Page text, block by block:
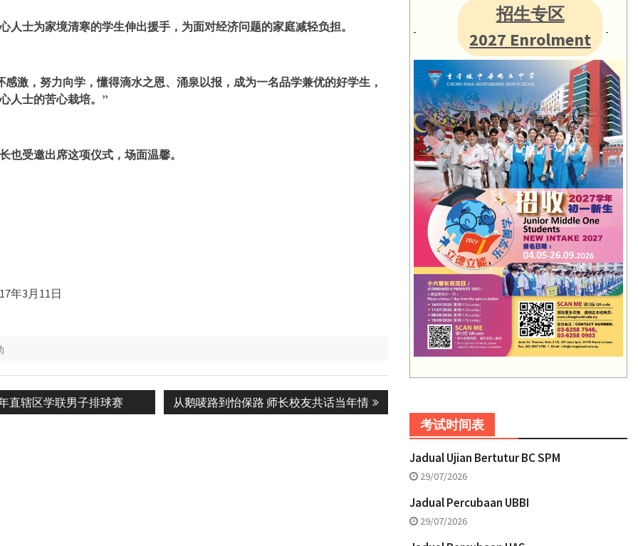
人士为家境清寒的学生伸出援手，为面对经济问题的家庭减轻负担。
感激，努力向学，懂得滴水之恩、涌泉以报，成为一名品学兼优的好学生，
人士的苦心栽培。”
也受邀出席这项仪式，场面温馨。
年3月11日
直辖区学联男子排球赛
Next
post:
从鹅唛路到怡保路 师长校友共话当年情
招生专区
2027 Enrolment
考试时间表
Jadual Ujian Bertutur BC SPM
29/07/2026
Jadual Percubaan UBBI
29/07/2026